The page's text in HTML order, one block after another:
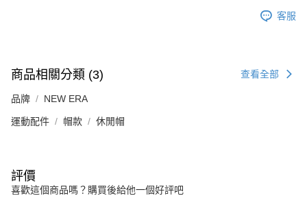
客服
商品相關分類 (3) 查看全部
品牌 NEW ERA
運動配件 帽款 休閒帽
評價
喜歡這個商品嗎？購買後給他一個好評吧